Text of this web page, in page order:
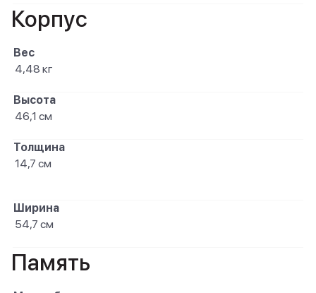
Корпус
Вес
4,48 кг
Высота
46,1 см
Толщина
14,7 см
Ширина
54,7 см
Память